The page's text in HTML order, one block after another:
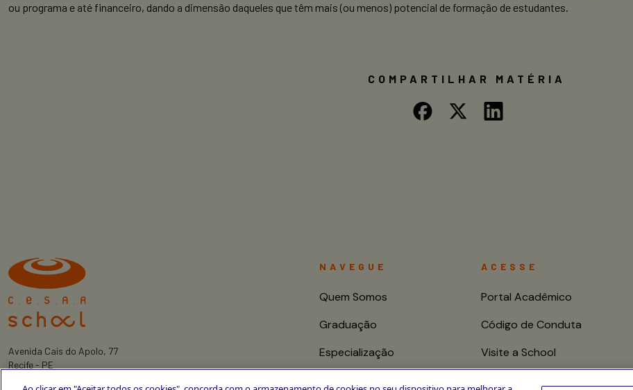
ou programa e até financeiro, dando a dimensão daqueles que têm mais (ou menos) potencial de formação de estudantes.
COMPARTILHAR MATÉRIA
Avenida Cais do Apolo, 77
Recife - PE
NAVEGUE
Quem Somos
Graduação
Especialização
ACESSE
Portal Acadêmico
Código de Conduta
Visite a School